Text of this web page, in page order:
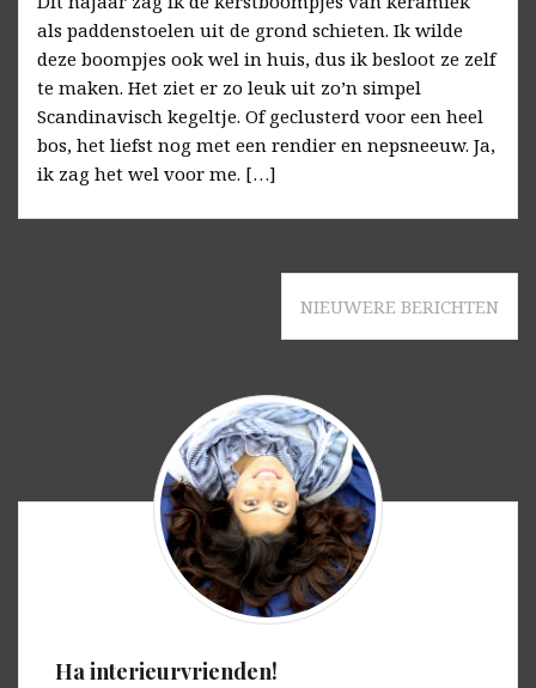
als paddenstoelen uit de grond schieten. Ik wilde
deze boompjes ook wel in huis, dus ik besloot ze zelf
te maken. Het ziet er zo leuk uit zo’n simpel
Scandinavisch kegeltje. Of geclusterd voor een heel
bos, het liefst nog met een rendier en nepsneeuw. Ja,
ik zag het wel voor me. […]
NIEUWERE BERICHTEN
Ha interieurvrienden!